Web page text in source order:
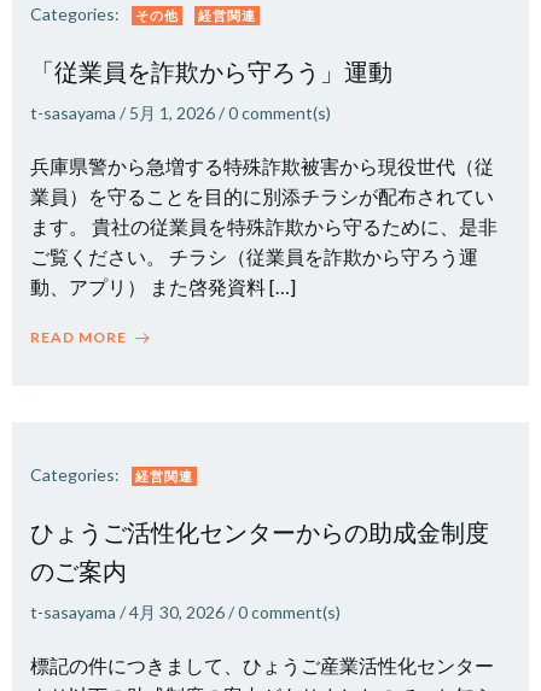
Categories: その他 経営関連
「従業員を詐欺から守ろう」運動
t-sasayama / 5月 1, 2026/0comment(s)
兵庫県警から急増する特殊詐欺被害から現役世代（従
業員）を守ることを目的に別添チラシが配布されてい
ます。 貴社の従業員を特殊詐欺から守るために、是非
ご覧ください。 チラシ（従業員を詐欺から守ろう運
動、アプリ） また啓発資料 […]
READ MORE
Categories: 経営関連
ひょうご活性化センターからの助成金制度
のご案内
t-sasayama /4月 30, 2026/0comment(s)
標記の件につきまして、ひょうご産業活性化センター